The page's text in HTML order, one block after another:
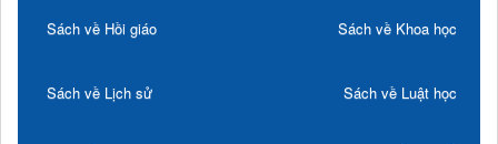
Sách về Hồi giáo Sách về Khoa học
Sách về Lịch sử Sách về Luật học